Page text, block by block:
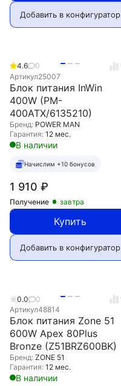
Добавить в конфигуратор
4.6
0
Артикул25007
Блок питания InWin
400W (PM-
400ATX/6135210)
Бренд: POWER MAN
Гарантия: 12 мес.
В наличии
Начислим +10 бонусов
1 910 ₽
Получение завтра
Купить
Добавить в конфигуратор
0.0
0
Артикул48814
Блок питания Zone 51
600W Apex 80Plus
Bronze (Z51BRZ600BK)
Бренд: ZONE 51
Гарантия: 12 мес.
В наличии